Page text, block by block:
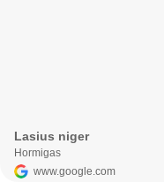
Lasius niger
Hormigas
www.google.com